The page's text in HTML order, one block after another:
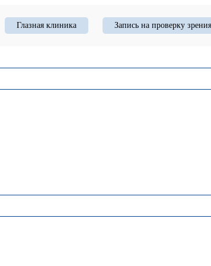
Глазная клиника Запись на проверку зрения